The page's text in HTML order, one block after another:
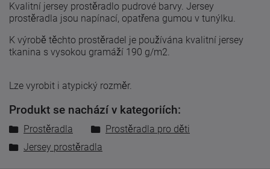
Kvalitní jersey prostěradlo pudrové barvy. Jersey
prostěradla jsou napínací, opatřena gumou v tunýlku.
K výrobě těchto prostěradel je používána kvalitní jersey
tkanina s vysokou gramáží 190 g/m2.
Lze vyrobit i atypický rozměr.
Produkt se nachází v kategoriích:
Prostěradla
Prostěradla pro děti
Jersey prostěradla